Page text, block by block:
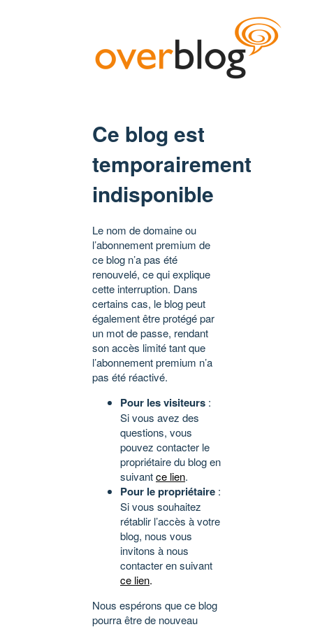
Ce blog est
temporairement
indisponible
Le nom de domaine ou
l’abonnement premium de
ce blog n’a pas été
renouvelé, ce qui explique
cette interruption. Dans
certains cas, le blog peut
également être protégé par
un mot de passe, rendant
son accès limité tant que
l’abonnement premium n’a
pas été réactivé.
Pour les visiteurs :
Si vous avez des
questions, vous
pouvez contacter le
propriétaire du blog en
suivantce lien.
Pour le propriétaire :
Si vous souhaitez
rétablir l’accès à votre
blog, nous vous
invitons à nous
contacter en suivant
ce lien.
Nous espérons que ce blog
pourra être de nouveau